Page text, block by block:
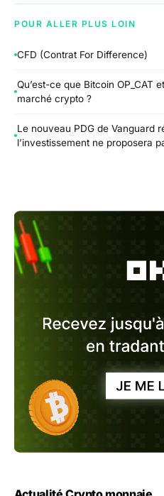
POUR ALLER PLUS LOIN
CFD (Contrat For Difference)
Qu’est-ce que Bitcoin OP_CAT
marché crypto ?
Le nouveau PDG de Vanguard
l’investissement ne proposera